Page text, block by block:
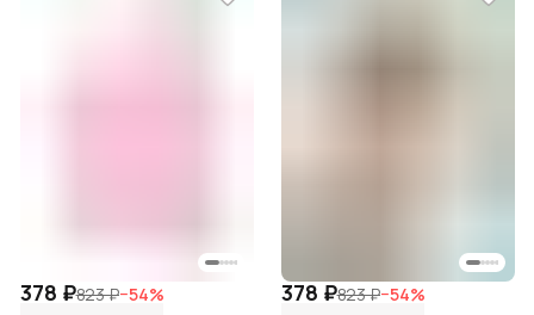
378 ₽823 ₽−54% 378 ₽823 ₽−54%